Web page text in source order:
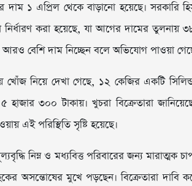
দাম ১ এপ্রিল থেকে বাড়ানো হয়েছে। সরকারি
করা হয়েছে, যা আগের দামের তুলনায় ৩৮৭
আরও বেশি দাম নিচ্ছেন বলে অভিযোগ পাওয়া
খোঁজ নিয়ে দেখা গেছে, ১২ কেজির একটি
৫ হাজার ৩০০ টাকায়। খুচরা বিক্রেতারা
এই পরিস্থিতি সৃষ্টি হয়েছে।
নিম্ন ও মধ্যবিত্ত পরিবারের জন্য মারাত্মক
অসন্তোষের মুখে পড়ছেন। বিক্রেতারা